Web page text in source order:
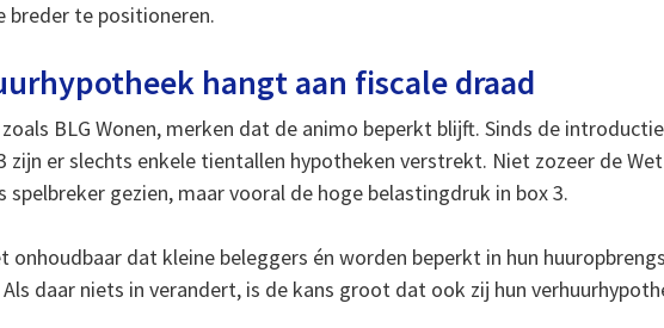
breder te positioneren.
hangt aan fiscale draad
BLG Wonen, merken dat de animo beperkt blijft. Sinds de
zijn er slechts enkele tientallen hypotheken verstrekt. Niet zozeer de Wet
gezien, maar vooral de hoge belastingdruk in box 3.
onhoudbaar dat kleine beleggers én worden beperkt in hun
daar niets in verandert, is de kans groot dat ook zij hun